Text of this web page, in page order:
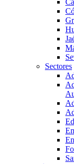
Sectores